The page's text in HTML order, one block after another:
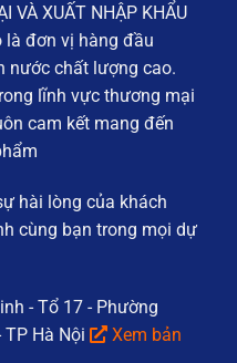
VÀ XUẤT NHẬP KHẨU
là đơn vị hàng đầu
nước chất lượng cao.
lĩnh vực thương mại
cam kết mang đến
hài lòng của khách
cùng bạn trong mọi dự
- Tổ 17 - Phường
TP Hà Nội
Xem bản